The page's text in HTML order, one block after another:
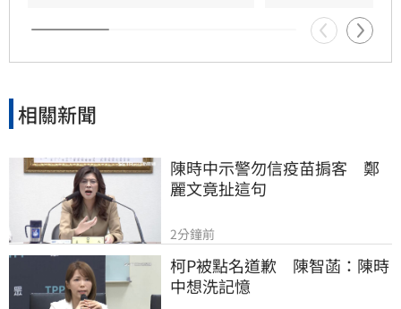
相關新聞
陳時中示警勿信疫苗掮客　鄭
麗文竟扯這句
2分鐘前
柯P被點名道歉　陳智菡：陳時
中想洗記憶